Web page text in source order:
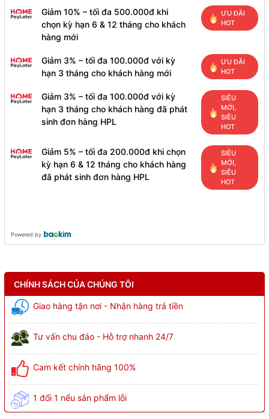
Giảm 10% – tối đa 500.000đ khi
chọn kỳ hạn 6 & 12 tháng cho khách
hàng mới
ƯU ĐÃI
HOT
Giảm 3% – tối đa 100.000đ với kỳ
hạn 3 tháng cho khách hàng mới
ƯU ĐÃI
HOT
Giảm 3% – tối đa 100.000đ với kỳ
hạn 3 tháng cho khách hàng đã phát
sinh đơn hàng HPL
SIÊU
MỚI,
SIÊU
HOT
Giảm 5% – tối đa 200.000đ khi chọn
kỳ hạn 6 & 12 tháng cho khách hàng
đã phát sinh đơn hàng HPL
SIÊU
MỚI,
SIÊU
HOT
Powered by
CHÍNH SÁCH CỦA CHÚNG TÔI
Giao hàng tận nơi - Nhận hàng trả tiền
Tư vấn chu đáo - Hỗ trợ nhanh 24/7
Cam kết chính hãng 100%
1 đổi 1 nếu sản phẩm lỗi